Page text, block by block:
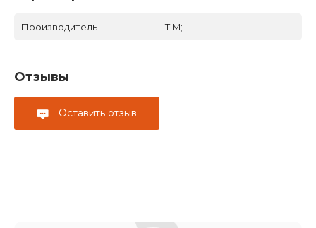
Производитель TIM;
Отзывы
Оставить отзыв